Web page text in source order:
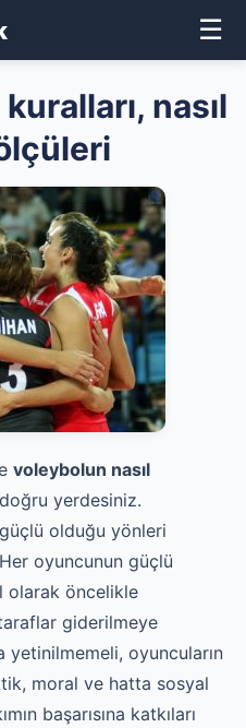
☰
nasıl
voleybolun nasıl
yerdesiniz.
olduğu yönleri
oyuncunun güçlü
olarak öncelikle
giderilmeye
yetinilmemeli, oyuncuların
moral ve hatta sosyal
başarısına katkıları